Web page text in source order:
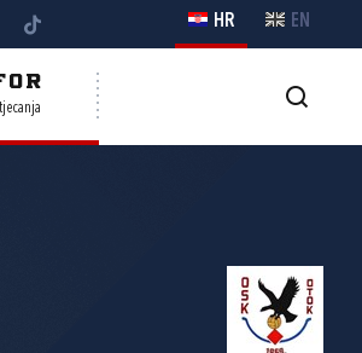
HR EN